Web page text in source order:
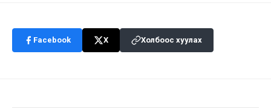
Facebook X Холбоос хуулах